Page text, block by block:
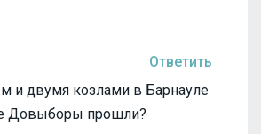
Ответить
и двумя козлами в Барнауле
Довыборы прошли?